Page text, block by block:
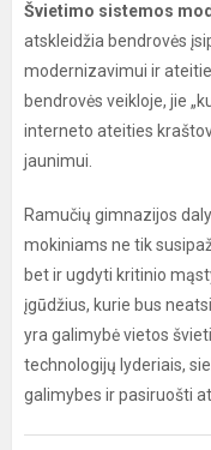
Švietimo sistemos
atskleidžia bendrovės
modernizavimui ir
bendrovės veikloje, jie
interneto ateities
jaunimui.
Ramučių gimnazijos
mokiniams ne tik
bet ir ugdyti kritinio
įgūdžius, kurie bus
yra galimybė vietos
technologijų lyderiais,
galimybes ir pasiruošti